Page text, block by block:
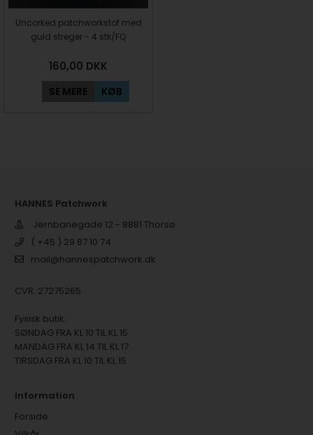
Uncorked patchworkstof med
guld streger - 4 stk/FQ
160,00 DKK
SE MERE KØB
HANNES Patchwork
Jernbanegade 12 - 8881 Thorsø
( +45 ) 29 87 10 74
mail@hannespatchwork.dk
CVR: 27275265
Fysisk butik:
SØNDAG FRA KL 10 TIL KL 15
MANDAG FRA KL 14 TIL KL 17
TIRSDAG FRA KL 10 TIL KL 15
Information
Forside